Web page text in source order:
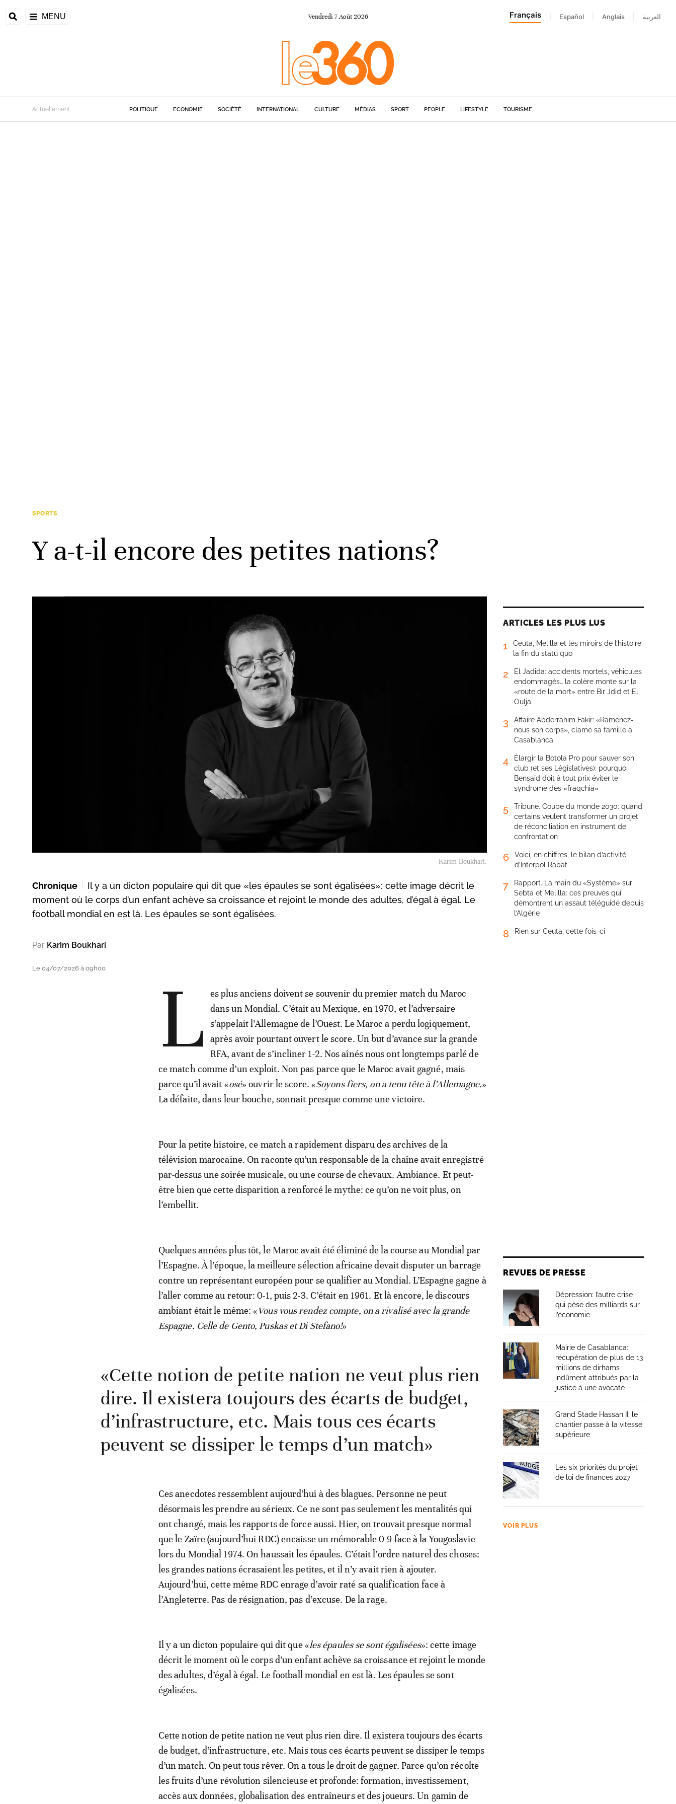
MENU Vendredi 7Août 2026 Français Español Anglais العربية
Actuellement POLITIQUE ECONOMIE SOCIÉTÉ INTERNATIONAL CULTURE MÉDIAS SPORT PEOPLE LIFESTYLE TOURISME
SPORTS
Y a-t-il encore des petites nations?
Karim Boukhari.
Chronique
Il y a un dicton populaire qui dit que «les épaules se sont égalisées»: cette image décrit le
moment où le corps d’un enfant achève sa croissance et rejoint le monde des adultes, d’égal à égal. Le
football mondial en est là. Les épaules se sont égalisées.
Par Karim Boukhari
Le 04/07/2026 à 09h00 L
es plus anciens doivent se souvenir du premier match du Maroc
dans un Mondial. C’était au Mexique, en 1970, et l’adversaire
s’appelait l’Allemagne de l’Ouest. Le Maroc a perdu logiquement,
après avoir pourtant ouvert le score. Un but d’avance sur la grande
RFA, avant de s’incliner 1-2. Nos aînés nous ont longtemps parlé de
ce match comme d’un exploit. Non pas parce que le Maroc avait gagné, mais
parce qu’il avait «osé» ouvrir le score. «Soyons fiers, on a tenu tête à l’Allemagne.»
La défaite, dans leur bouche, sonnait presque comme une victoire.
Pour la petite histoire, ce match a rapidement disparu des archives de la
télévision marocaine. On raconte qu’un responsable de la chaîne avait enregistré
par-dessus une soirée musicale, ou une course de chevaux. Ambiance. Et peut-
être bien que cette disparition a renforcé le mythe: ce qu’on ne voit plus, on
l’embellit.
Quelques années plus tôt, le Maroc avait été éliminé de la course au Mondial par
l’Espagne. À l’époque, la meilleure sélection africaine devait disputer un barrage
contre un représentant européen pour se qualifier au Mondial. L’Espagne gagne à
l’aller comme au retour: 0-1, puis 2-3. C’était en 1961. Et là encore, le discours
ambiant était le même: «Vous vous rendez compte, on a rivalisé avec la grande
Espagne. Celle de Gento, Puskas et Di Stefano!»
«Cette notion de petite nation ne veut plus rien
dire. Il existera toujours des écarts de budget,
d’infrastructure, etc. Mais tous ces écarts
peuvent se dissiper le temps d’un match»
Ces anecdotes ressemblent aujourd’hui à des blagues. Personne ne peut
désormais les prendre au sérieux. Ce ne sont pas seulement les mentalités qui
ont changé, mais les rapports de force aussi. Hier, on trouvait presque normal
que le Zaïre (aujourd’hui RDC) encaisse un mémorable 0-9 face à la Yougoslavie
lors du Mondial 1974. On haussait les épaules. C’était l’ordre naturel des choses:
les grandes nations écrasaient les petites, et il n’y avait rien à ajouter.
Aujourd’hui, cette même RDC enrage d’avoir raté sa qualification face à
l’Angleterre. Pas de résignation, pas d’excuse. De la rage.
Il y a un dicton populaire qui dit que «les épaules se sont égalisées»: cette image
décrit le moment où le corps d’un enfant achève sa croissance et rejoint le monde
des adultes, d’égal à égal. Le football mondial en est là. Les épaules se sont
égalisées.
Cette notion de petite nation ne veut plus rien dire. Il existera toujours des écarts
de budget, d’infrastructure, etc. Mais tous ces écarts peuvent se dissiper le temps
d’un match. On peut tous rêver. On a tous le droit de gagner. Parce qu’on récolte
les fruits d’une révolution silencieuse et profonde: formation, investissement,
accès aux données, globalisation des entraîneurs et des joueurs. Un gamin de
ARTICLES LES PLUS LUS
1
Ceuta, Melilla et les miroirs de l’histoire:
la fin du statu quo
2
El Jadida: accidents mortels, véhicules
endommagés… la colère monte sur la
«route de la mort» entre Bir Jdid et El
Oulja
3
Affaire Abderrahim Fakir: «Ramenez-
nous son corps», clame sa famille à
Casablanca
4
Élargir la Botola Pro pour sauver son
club (et ses Législatives): pourquoi
Bensaïd doit à tout prix éviter le
syndrome des «fraqchia»
5
Tribune. Coupe du monde 2030: quand
certains veulent transformer un projet
de réconciliation en instrument de
confrontation
6
Voici, en chiffres, le bilan d’activité
d’Interpol Rabat
7
Rapport. La main du «Système» sur
Sebta et Melilla: ces preuves qui
démontrent un assaut téléguidé depuis
l’Algérie
8 Rien sur Ceuta, cette fois-ci
REVUES DE PRESSE
Dépression: l’autre crise
qui pèse des milliards sur
l’économie
Mairie de Casablanca:
récupération de plus de 13
millions de dirhams
indûment attribués par la
justice à une avocate
Grand Stade Hassan II: le
chantier passe à la vitesse
supérieure
Les six priorités du projet
de loi de finances 2027
VOIR PLUS